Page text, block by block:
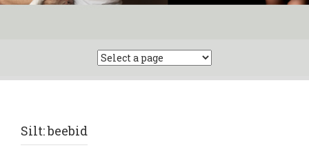
Silt:beebid